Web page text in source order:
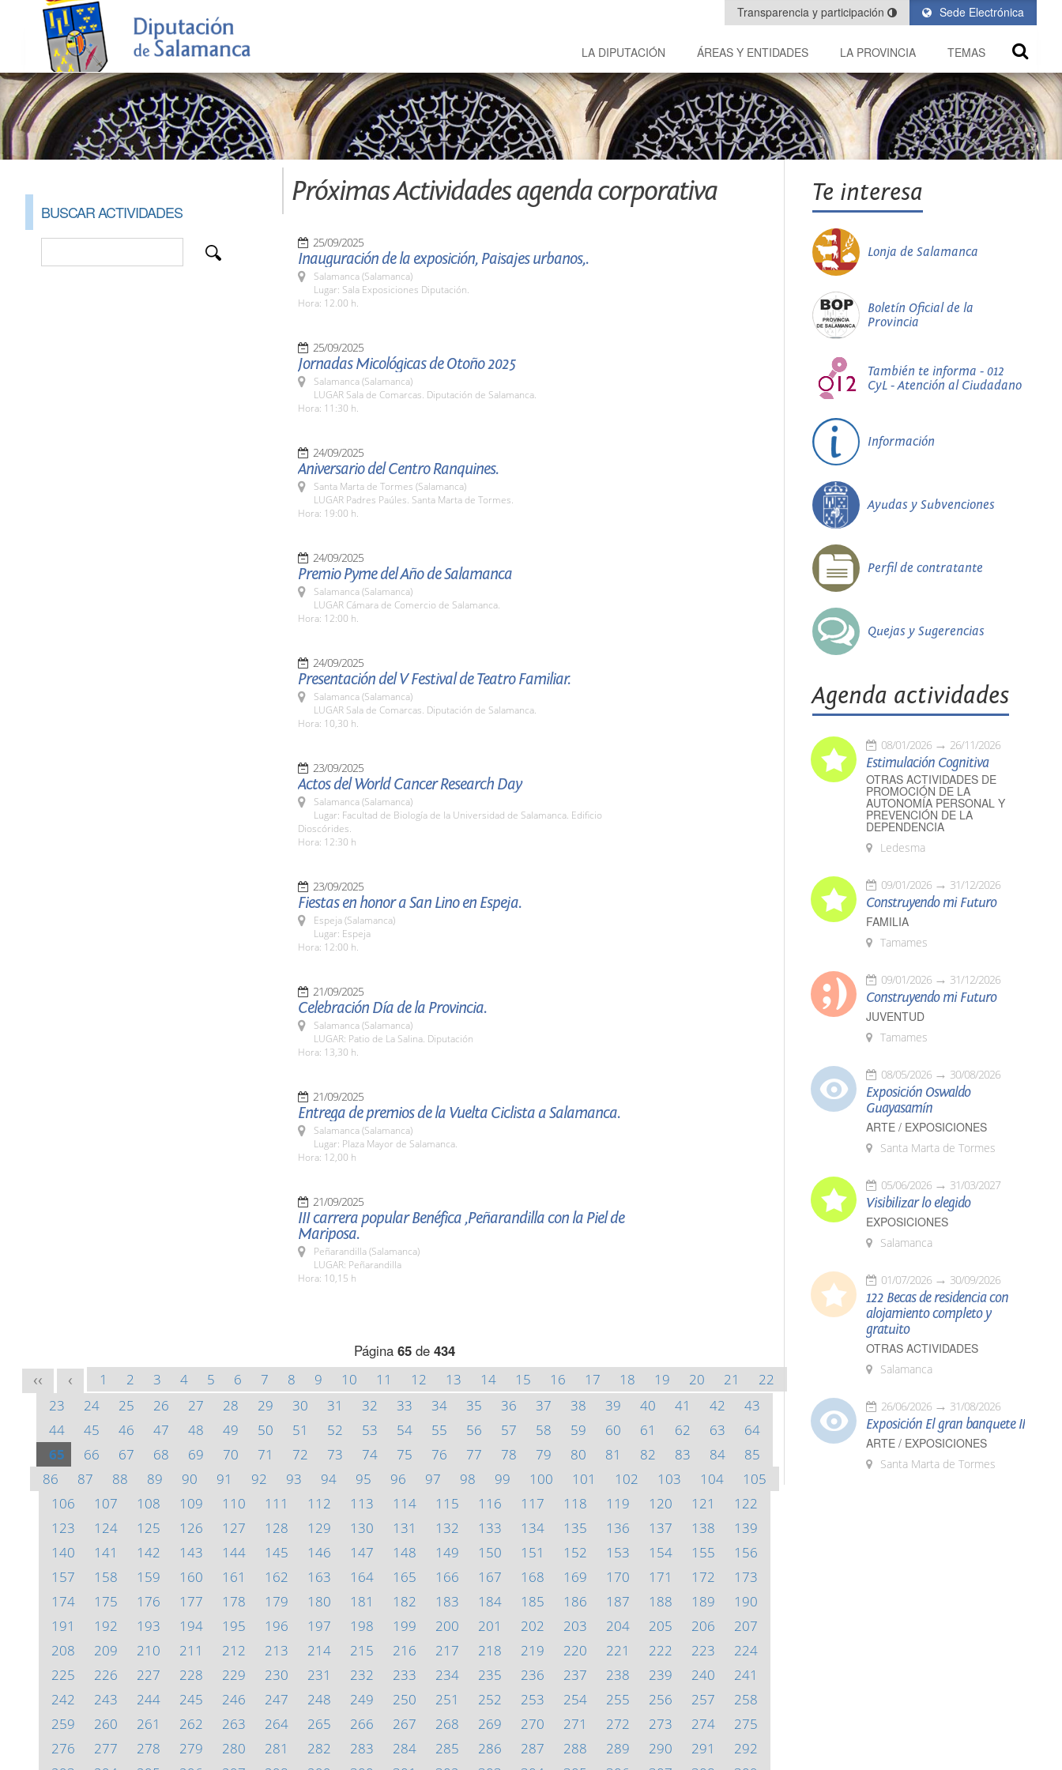
Sede Electrónica
Transparencia y participación
LA DIPUTACIÓN ÁREAS Y ENTIDADES LA PROVINCIA TEMAS
BUSCAR ACTIVIDADES
Próximas Actividades agenda corporativa
25/09/2025
Inauguración de la exposición, Paisajes urbanos,.
Salamanca (Salamanca)
Lugar: Sala Exposiciones Diputación.
Hora: 12.00 h.
25/09/2025
Jornadas Micológicas de Otoño 2025
Salamanca (Salamanca)
LUGAR Sala de Comarcas. Diputación de Salamanca.
Hora: 11:30 h.
24/09/2025
Aniversario del Centro Ranquines.
Santa Marta de Tormes (Salamanca)
LUGAR Padres Paúles. Santa Marta de Tormes.
Hora: 19:00 h.
24/09/2025
Premio Pyme del Año de Salamanca
Salamanca (Salamanca)
LUGAR Cámara de Comercio de Salamanca.
Hora: 12:00 h.
24/09/2025
Presentación del V Festival de Teatro Familiar.
Salamanca (Salamanca)
LUGAR Sala de Comarcas. Diputación de Salamanca.
Hora: 10,30 h.
23/09/2025
Actos del World Cancer Research Day
Salamanca (Salamanca)
Lugar: Facultad de Biología de la Universidad de Salamanca. Edificio
Dioscórides.
Hora: 12:30 h
23/09/2025
Fiestas en honor a San Lino en Espeja.
Espeja (Salamanca)
Lugar: Espeja
Hora: 12:00 h.
21/09/2025
Celebración Día de la Provincia.
Salamanca (Salamanca)
LUGAR: Patio de La Salina. Diputación
Hora: 13,30 h.
21/09/2025
Entrega de premios de la Vuelta Ciclista a Salamanca.
Salamanca (Salamanca)
Lugar: Plaza Mayor de Salamanca.
Hora: 12,00 h
21/09/2025
III carrera popular Benéfica ,Peñarandilla con la Piel de
Mariposa.
Peñarandilla (Salamanca)
LUGAR: Peñarandilla
Hora: 10,15 h
Página 65 de 434
<< < 1 2 3 4 5 6 7 8 9 10 11 12 13 14 15 16 17 18 19 20 21
22
23
24 25 26 27 28 29 30 31 32 33 34 35 36 37 38 39 40 41 42
43
44
45 46 47 48 49 50 51 52 53 54 55 56 57 58 59 60 61 62 63
64
65
66 67 68 69 70 71 72 73 74 75 76 77 78 79 80 81 82 83 84
85
86
87 88 89 90 91 92 93 94 95 96 97 98 99 100 101 102 103 104
105
106
107 108 109 110 111 112 113 114 115 116 117 118 119 120 121
122
123
124 125 126 127 128 129 130 131 132 133 134 135 136 137 138
139
140
141 142 143 144 145 146 147 148 149 150 151 152 153 154 155
156
157
158 159 160 161 162 163 164 165 166 167 168 169 170 171 172
173
174
175 176 177 178 179 180 181 182 183 184 185 186 187 188 189
190
191
192 193 194 195 196 197 198 199 200 201 202 203 204 205 206
207
208
209 210 211 212 213 214 215 216 217 218 219 220 221 222 223
224
225
226 227 228 229 230 231 232 233 234 235 236 237 238 239 240
241
242
243 244 245 246 247 248 249 250 251 252 253 254 255 256 257
258
259
260 261 262 263 264 265 266 267 268 269 270 271 272 273 274
275
276
277 278 279 280 281 282 283 284 285 286 287 288 289 290 291
292
Te interesa
Lonja de Salamanca
Boletín Oficial de la
Provincia
También te informa - 012
CyL - Atención al Ciudadano
Información
Ayudas y Subvenciones
Perfil de contratante
Quejas y Sugerencias
Agenda actividades
08/01/2026 26/11/2026
Estimulación Cognitiva
OTRAS ACTIVIDADES DE
PROMOCIÓN DE LA
AUTONOMÍA PERSONAL Y
PREVENCIÓN DE LA
DEPENDENCIA
Ledesma
09/01/2026 31/12/2026
Construyendo mi Futuro
FAMILIA
Tamames
09/01/2026 31/12/2026
Construyendo mi Futuro
JUVENTUD
Tamames
08/05/2026 30/08/2026
Exposición Oswaldo
Guayasamín
ARTE / EXPOSICIONES
Santa Marta de Tormes
05/06/2026 31/03/2027
Visibilizar lo elegido
EXPOSICIONES
Salamanca
01/07/2026 30/09/2026
122 Becas de residencia con
alojamiento completo y
gratuito
OTRAS ACTIVIDADES
Salamanca
26/06/2026 31/08/2026
Exposición El gran banquete II
ARTE / EXPOSICIONES
Santa Marta de Tormes